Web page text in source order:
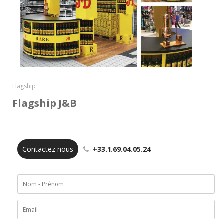
Flagship
Flagship J&B
Contactez-nous +33.1.69.04.05.24